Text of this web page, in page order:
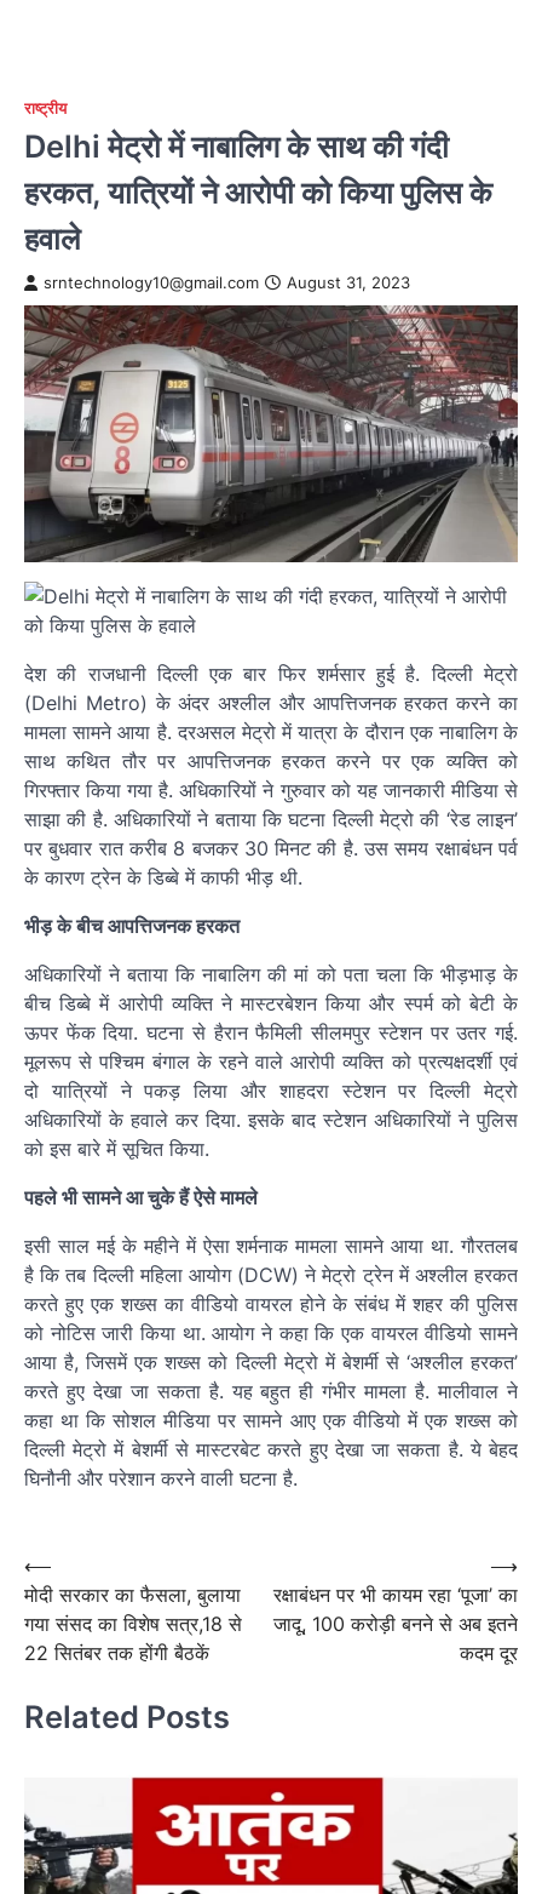
राष्ट्रीय
Delhi मेट्रो में नाबालिग के साथ की गंदी
हरकत, यात्रियों ने आरोपी को किया पुलिस के
हवाले
srntechnology10@gmail.com August 31, 2023
देश की राजधानी दिल्ली एक बार फिर शर्मसार हुई है. दिल्ली मेट्रो
(Delhi Metro) के अंदर अश्लील और आपत्तिजनक हरकत करने का
मामला सामने आया है. दरअसल मेट्रो में यात्रा के दौरान एक नाबालिग के
साथ कथित तौर पर आपत्तिजनक हरकत करने पर एक व्यक्ति को
गिरफ्तार किया गया है. अधिकारियों ने गुरुवार को यह जानकारी मीडिया से
साझा की है. अधिकारियों ने बताया कि घटना दिल्ली मेट्रो की ‘रेड लाइन’
पर बुधवार रात करीब 8 बजकर 30 मिनट की है. उस समय रक्षाबंधन पर्व
के कारण ट्रेन के डिब्बे में काफी भीड़ थी.
भीड़ के बीच आपत्तिजनक हरकत
अधिकारियों ने बताया कि नाबालिग की मां को पता चला कि भीड़भाड़ के
बीच डिब्बे में आरोपी व्यक्ति ने मास्टरबेशन किया और स्पर्म को बेटी के
ऊपर फेंक दिया. घटना से हैरान फैमिली सीलमपुर स्टेशन पर उतर गई.
मूलरूप से पश्चिम बंगाल के रहने वाले आरोपी व्यक्ति को प्रत्यक्षदर्शी एवं
दो यात्रियों ने पकड़ लिया और शाहदरा स्टेशन पर दिल्ली मेट्रो
अधिकारियों के हवाले कर दिया. इसके बाद स्टेशन अधिकारियों ने पुलिस
को इस बारे में सूचित किया.
पहले भी सामने आ चुके हैं ऐसे मामले
इसी साल मई के महीने में ऐसा शर्मनाक मामला सामने आया था. गौरतलब
है कि तब दिल्ली महिला आयोग (DCW) ने मेट्रो ट्रेन में अश्लील हरकत
करते हुए एक शख्स का वीडियो वायरल होने के संबंध में शहर की पुलिस
को नोटिस जारी किया था. आयोग ने कहा कि एक वायरल वीडियो सामने
आया है, जिसमें एक शख्स को दिल्ली मेट्रो में बेशर्मी से ‘अश्लील हरकत’
करते हुए देखा जा सकता है. यह बहुत ही गंभीर मामला है. मालीवाल ने
कहा था कि सोशल मीडिया पर सामने आए एक वीडियो में एक शख्स को
दिल्ली मेट्रो में बेशर्मी से मास्टरबेट करते हुए देखा जा सकता है. ये बेहद
घिनौनी और परेशान करने वाली घटना है.
navigation
Post
navigation
⟵
मोदी सरकार का फैसला, बुलाया
गया संसद का विशेष सत्र,18 से
22 सितंबर तक होंगी बैठकें
रक्षाबंधन पर भी कायम रहा ‘पूजा’ का
जादू, 100 करोड़ी बनने से अब इतने
कदम दूर
⟶
Related Posts